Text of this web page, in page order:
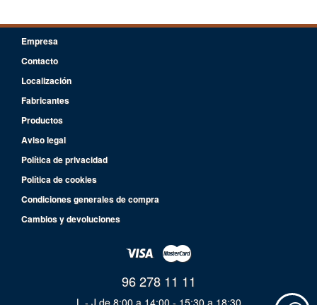
Empresa
Contacto
Localización
Fabricantes
Productos
Aviso legal
Política de privacidad
Política de cookies
Condiciones generales de compra
Cambios y devoluciones
96 278 11 11